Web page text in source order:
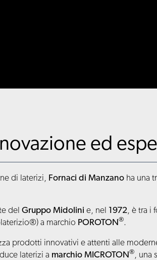
ed
di laterizi, Fornaci di Manzano ha una
del Gruppo Midolini e, nel 1972, è tra i
a marchio POROTON ®.
prodotti innovativi e attenti alle
laterizi a marchio MICROTON ®, una